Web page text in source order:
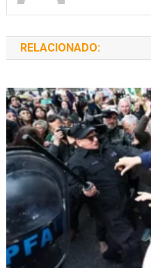
RELACIONADO: